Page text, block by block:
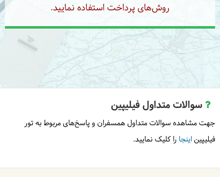
9 جمعه March 27, 2026 1405/01/07
در ادامه تور فیلیپینراهی گشت شهری بوهول خواهیم
شد. از مجموعه تاریخی پیمان خون، کلیسای باکلایون
دیدن می‌کنیم. از جنگل ماهوگانی دیدن می‌کنیم. در ادامه
از تپه‌های شکلاتی و پناهگاه میمون‌ها بازدید می‌کنیم.
سپس قایق سواری جذابی در رودخانه بوهول خواهیم
داشت. در نهایت به هتل محل اقامت‌مان برمی‌گردیم.
روش‌های پرداخت استفاده نمایید.
سوالات متداول فیلیپین
جهت مشاهده سوالات متداول همسفران و پاسخ‌های مربوط به تور
فیلیپیناینجا را کلیک نمایید.